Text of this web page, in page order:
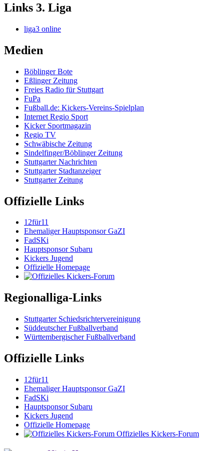
Links 3. Liga
liga3 online
Medien
Böblinger Bote
Eßlinger Zeitung
Freies Radio für Stuttgart
FuPa
Fußball.de: Kickers-Vereins-Spielplan
Internet Regio Sport
Kicker Sportmagazin
Regio TV
Schwäbische Zeitung
Sindelfinger/Böblinger Zeitung
Stuttgarter Nachrichten
Stuttgarter Stadtanzeiger
Stuttgarter Zeitung
Offizielle Links
12für11
Ehemaliger Hauptsponsor GaZI
FadSKi
Hauptsponsor Subaru
Kickers Jugend
Offizielle Homepage
Regionalliga-Links
Stuttgarter Schiedsrichtervereinigung
Süddeutscher Fußballverband
Württembergischer Fußballverband
Offizielle Links
12für11
Ehemaliger Hauptsponsor GaZI
FadSKi
Hauptsponsor Subaru
Kickers Jugend
Offizielle Homepage
Offizielles Kickers-Forum